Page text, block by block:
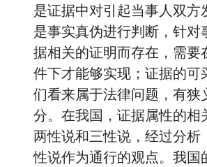
是证据中对引起当事人双方
是事实真伪进行判断，针对
据相关的证明而存在，需要
件下才能够实现；证据的可
们看来属于法律问题，有狭
分。在我国，证据属性的相
两性说和三性说，经过分析
性说作为通行的观点。我国